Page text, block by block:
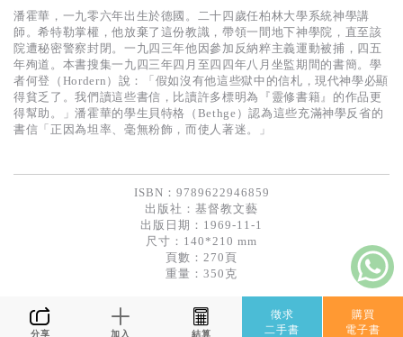
潘霍華，一九零六年出生於德國。二十四歲任柏林大學系統神學講
師。希特勒掌權，他放棄了這份教識，帶領一間地下神學院，直至該
院遭秘密警察封閉。一九四三年他因參加反納粹主義運動被捕，四五
年殉道。本書搜集一九四三年四月至四四年八月坐監期間的書簡。學
者何登（Hordern）說：「假如沒有他這些獄中的信札，現代神學必顯
得貧乏了。我們讀這些書信，比讀許多標明為『靈修書籍』的作品更
得幫助。」潘霍華的學生貝特格（Bethge）認為這些充滿神學反省的
書信「正因為坦率、毫無粉飾，而使人著迷。」
ISBN：9789622946859
出版社： 基督教文藝
出版日期：1969-11-1
尺寸：140*210 mm
頁數：270頁
重量：350克
分享 加入 結算
徵求
二手書
購買
電子書